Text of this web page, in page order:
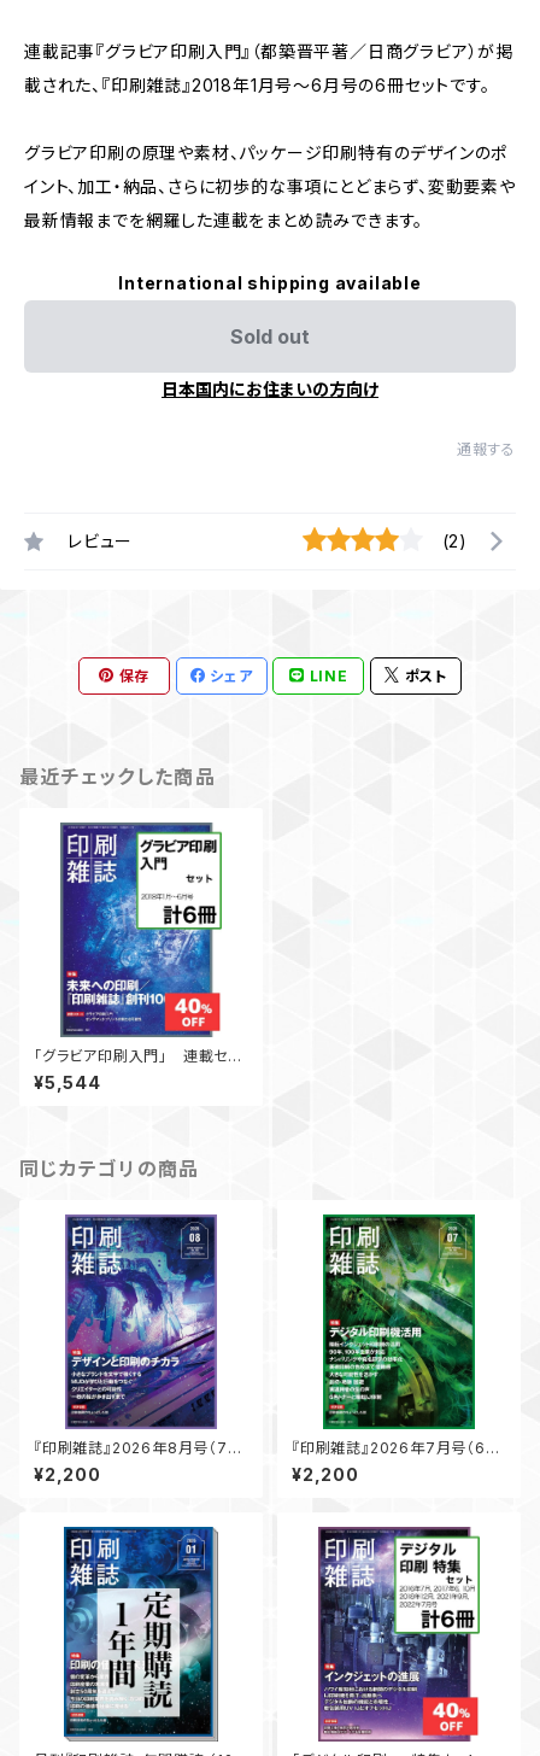
連載記事『グラビア印刷入門』（都築晋平著／日商グラビア）が掲
載された、『印刷雑誌』2018年1月号～6月号の6冊セットです。
グラビア印刷の原理や素材、パッケージ印刷特有のデザインのポ
イント、加工・納品、さらに初歩的な事項にとどまらず、変動要素や
最新情報までを網羅した連載をまとめ読みできます。
International shipping available
Sold out
日本国内にお住まいの方向け
通報する
レビュー (2)
保存 シェア LINE ポスト
最近チェックした商品
「グラビア印刷入門」 連載セッ
ト 【割引】 月刊『印刷雑誌』
¥5,544
同じカテゴリの商品
『印刷雑誌』2026年8月号（7月
17日発行）
¥2,200
『印刷雑誌』2026年7月号（6月
19日発行）
¥2,200